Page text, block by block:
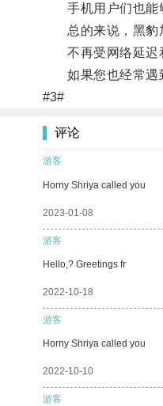
手机用户们也能够
总的来说，黑豹加
不再受网络延迟和
如果您也经常遇到
#3#
评论
游客
Horny Shriya called you
2023-01-08
游客
Hello,? Greetings fr
2022-10-18
游客
Horny Shriya called you
2022-10-10
游客